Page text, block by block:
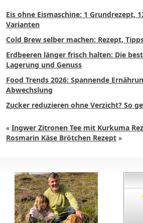
Eis ohne Eismaschine: 1 Grundrezept,
Varianten
Cold Brew selber machen: Rezept,
Erdbeeren länger frisch halten: Die
Lagerung und Genuss
Food Trends 2026: Spannende
Abwechslung
Zucker reduzieren ohne Verzicht? So
« Ingwer Zitronen Tee mit Kurkuma
Rosmarin Käse Brötchen Rezept »